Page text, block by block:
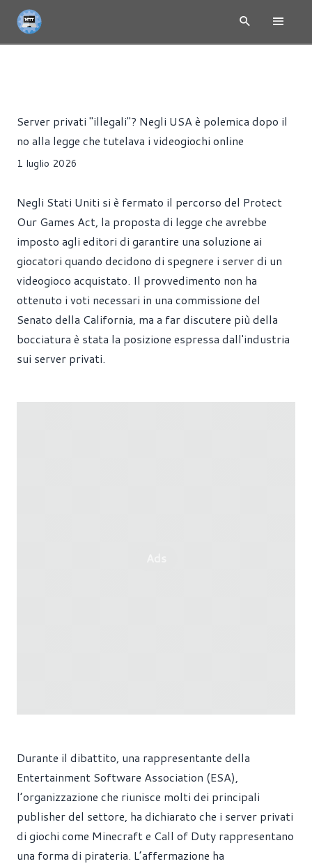
Server privati "illegali"? Negli USA è polemica dopo il
no alla legge che tutelava i videogiochi online
1 luglio 2026
Negli Stati Uniti si è fermato il percorso del Protect
Our Games Act, la proposta di legge che avrebbe
imposto agli editori di garantire una soluzione ai
giocatori quando decidono di spegnere i server di un
videogioco acquistato. Il provvedimento non ha
ottenuto i voti necessari in una commissione del
Senato della California, ma a far discutere più della
bocciatura è stata la posizione espressa dall'industria
sui server privati.
Durante il dibattito, una rappresentante della
Entertainment Software Association (ESA),
l’organizzazione che riunisce molti dei principali
publisher del settore, ha dichiarato che i server privati
di giochi come Minecraft e Call of Duty rappresentano
una forma di pirateria. L’affermazione ha